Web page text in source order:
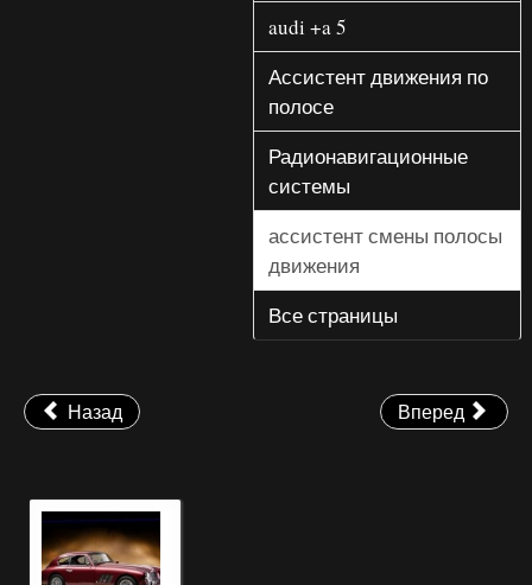
audi +a 5
Ассистент движения по
полосе
Радионавигационные
системы
ассистент смены полосы
движения
Все страницы
Назад Вперед